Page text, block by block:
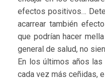
efectos positivos…
acarrear también
que podrían hacer
general de salud, no
En los últimos años
cada vez más ceñidas,